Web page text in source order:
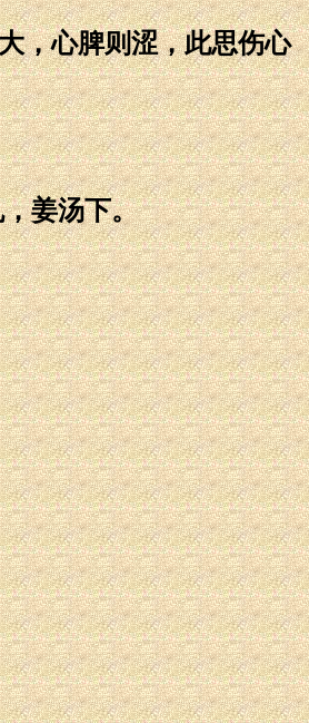
，心脾则涩，此思伤心
姜汤下。